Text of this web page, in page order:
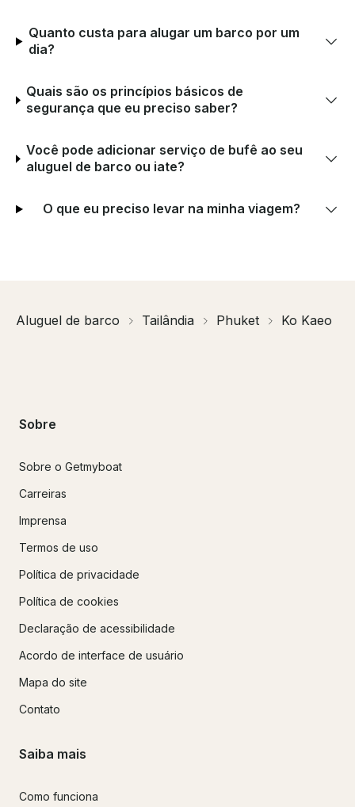
Quanto custa para alugar um barco por um
dia?
Quais são os princípios básicos de
segurança que eu preciso saber?
Você pode adicionar serviço de bufê ao seu
aluguel de barco ou iate?
O que eu preciso levar na minha viagem?
Aluguel de barco Tailândia Phuket Ko Kaeo
Sobre
Sobre o Getmyboat
Carreiras
Imprensa
Termos de uso
Política de privacidade
Política de cookies
Declaração de acessibilidade
Acordo de interface de usuário
Mapa do site
Contato
Saiba mais
Como funciona